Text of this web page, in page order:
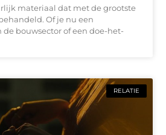
materiaal dat met de grootste
Of je nu een
de bouwsector of een doe-het-
RELATIE